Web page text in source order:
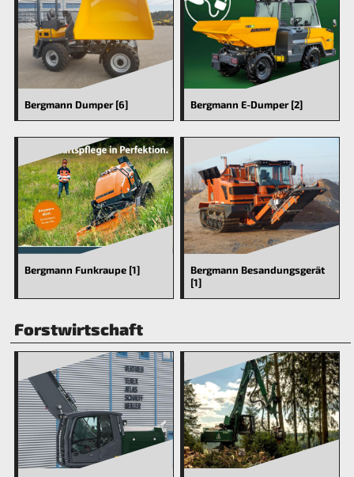
Bergmann Dumper [6] Bergmann E-Dumper [2]
Bergmann Funkraupe [1]
Bergmann Besandungsgerät
[1]
Forstwirtschaft